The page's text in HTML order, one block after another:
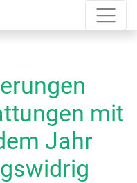
mit
Jahr